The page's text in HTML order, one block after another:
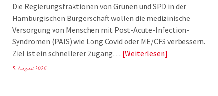
Die Regierungsfraktionen von Grünen und SPD in der
Hamburgischen Bürgerschaft wollen die medizinische
Versorgung von Menschen mit Post-Acute-Infection-
Syndromen (PAIS) wie Long Covid oder ME/CFS verbessern.
Ziel ist ein schnellerer Zugang… Weiterlesen
5. August 2026